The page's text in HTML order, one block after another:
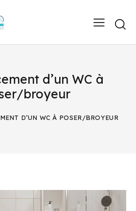
d’un WC à
broyeur
D’UN WC À POSER/BROYEUR